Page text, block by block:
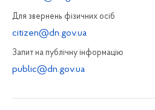
Для звернень фізичних осiб
citizen@dn.gov.ua
Запит на публiчну інформацiю
public@dn.gov.ua